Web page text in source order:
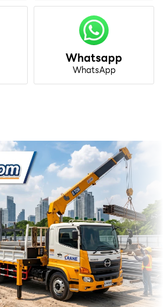
Whatsapp
WhatsApp